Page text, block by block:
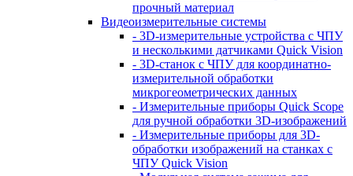
прочный материал
Видеоизмерительные системы
- 3D-измерительные устройства с ЧПУ
и несколькими датчиками Quick Vision
- 3D-станок с ЧПУ для координатно-
измерительной обработки
микрогеометрических данных
- Измерительные приборы Quick Scope
для ручной обработки 3D-изображений
- Измерительные приборы для 3D-
обработки изображений на станках с
ЧПУ Quick Vision